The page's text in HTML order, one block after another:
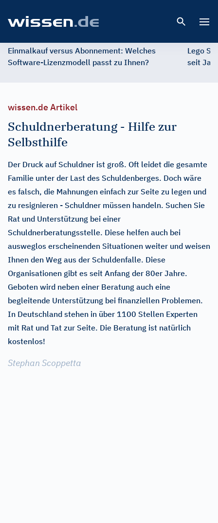
Einmalkauf versus Abonnement: Welches
Software-Lizenzmodell passt zu Ihnen?
Lego
seit
wissen.de Artikel
Schuldnerberatung - Hilfe zur
Selbsthilfe
Der Druck auf Schuldner ist groß. Oft leidet die gesamte
Familie unter der Last des Schuldenberges. Doch wäre
es falsch, die Mahnungen einfach zur Seite zu legen und
zu resignieren - Schuldner müssen handeln. Suchen Sie
Rat und Unterstützung bei einer
Schuldnerberatungsstelle. Diese helfen auch bei
ausweglos erscheinenden Situationen weiter und weisen
Ihnen den Weg aus der Schuldenfalle. Diese
Organisationen gibt es seit Anfang der 80er Jahre.
Geboten wird neben einer Beratung auch eine
begleitende Unterstützung bei finanziellen Problemen.
In Deutschland stehen in über 1100 Stellen Experten
mit Rat und Tat zur Seite. Die Beratung ist natürlich
kostenlos!
Stephan Scoppetta